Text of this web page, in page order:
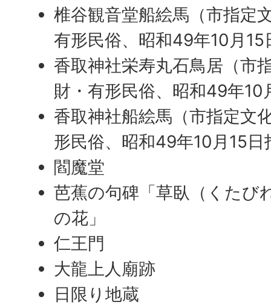
椎谷観音堂船絵馬（市指定
有形民俗、昭和49年10月15
香取神社栄寿丸石鳥居（市
財・有形民俗、昭和49年10
香取神社船絵馬（市指定文
形民俗、昭和49年10月15日
閻魔堂
芭蕉の句碑「草臥（くたび
の花」
仁王門
大龍上人廟跡
日限り地蔵